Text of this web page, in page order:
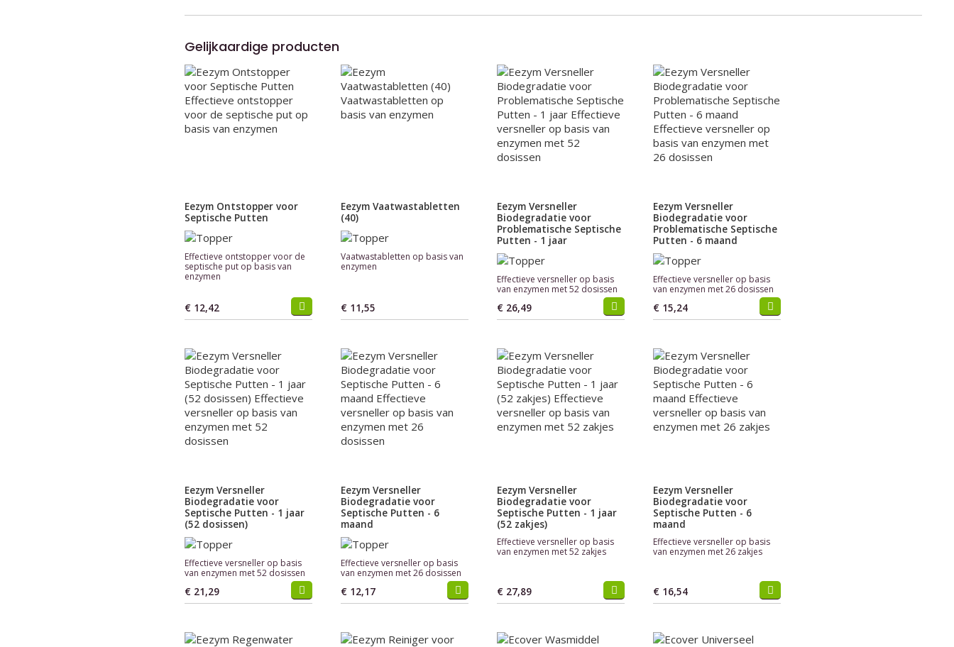
Gelijkaardige producten
Eezym Ontstopper voor
Septische Putten
Effectieve ontstopper voor de
septische put op basis van
enzymen
€ 12,42
Eezym Vaatwastabletten
(40)
Vaatwastabletten op basis van
enzymen
€ 11,55
Eezym Versneller
Biodegradatie voor
Problematische Septische
Putten - 1 jaar
Effectieve versneller op basis
van enzymen met 52 dosissen
€ 26,49
Eezym Versneller
Biodegradatie voor
Problematische Septische
Putten - 6 maand
Effectieve versneller op basis
van enzymen met 26 dosissen
€ 15,24
Eezym Versneller
Biodegradatie voor
Septische Putten - 1 jaar
(52 dosissen)
Effectieve versneller op basis
van enzymen met 52 dosissen
€ 21,29
Eezym Versneller
Biodegradatie voor
Septische Putten - 6
maand
Effectieve versneller op basis
van enzymen met 26 dosissen
€ 12,17
Eezym Versneller
Biodegradatie voor
Septische Putten - 1 jaar
(52 zakjes)
Effectieve versneller op basis
van enzymen met 52 zakjes
€ 27,89
Eezym Versneller
Biodegradatie voor
Septische Putten - 6
maand
Effectieve versneller op basis
van enzymen met 26 zakjes
€ 16,54